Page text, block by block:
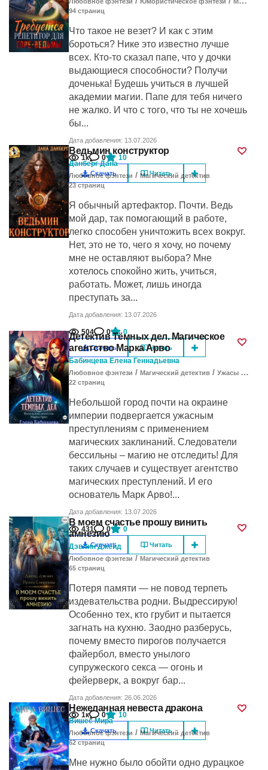
94 cтраниц
Что такое не везет? И как с этим
бороться? Нике это известно лучше
всех. Кто-то сказал папе, что у дочки
выдающиеся способности? Получи
доченька! Будешь учиться в лучшей
академии магии. Папе для тебя ничего
не жалко. И что с того, что ты не хочешь
бы...
Дата добавления: 13.07.2026
1к 0 10
Скачать Читать
Ведьмин конструктор
Данберг Дана
Любовное фэнтези / Магический детектив
23cтраниц
Я обычный артефактор. Почти. Ведь
мой дар, так помогающий в работе,
легко способен уничтожить всех вокруг.
Нет, это не то, чего я хочу, но почему
мне не оставляют выбора? Мне
хотелось спокойно жить, учиться,
работать. Может, лишь иногда
преступать за...
Дата добавления: 13.07.2026
504 0 0
Скачать Читать
Детектив Тёмных дел. Магическое
агентство Марка Арво
Бабинцева Елена Геннадьевна
Любовное фэнтези / Магический детектив / Ужасы / мистика
22 cтраниц
Небольшой город почти на окраине
империи подвергается ужасным
преступлениям с применением
магических заклинаний. Следователи
бессильны – магию не отследить! Для
таких случаев и существует агентство
магических преступлений. И его
основатель Марк Арво!...
Дата добавления: 13.07.2026
431 0 0
Скачать Читать
В моем счастье прошу винить
амнезию
Дэвлин Джейд
Любовное фэнтези / Магический детектив
65 cтраниц
Потеря памяти — не повод терпеть
издевательства родни. Выдрессирую!
Особенно тех, кто грубит и пытается
загнать на кухню. Заодно разберусь,
почему вместо пирогов получается
файербол, вместо унылого
супружеского секса — огонь и
фейерверк, а вокруг бар...
Дата добавления: 26.06.2026
1к 0 10
Скачать Читать
Нежеланная невеста дракона
Вишес Мира
Любовное фэнтези / Магический детектив
62cтраниц
Мне нужно было обойти одно дурацкое